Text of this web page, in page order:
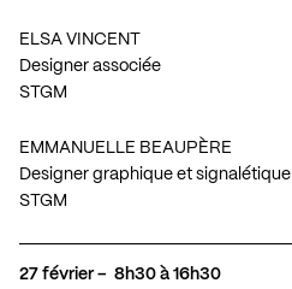
ELSA VINCENT
Designer associée
STGM
EMMANUELLE BEAUPÈRE
Designer graphique et signalétique
STGM
27 février – 8h30 à 16h30